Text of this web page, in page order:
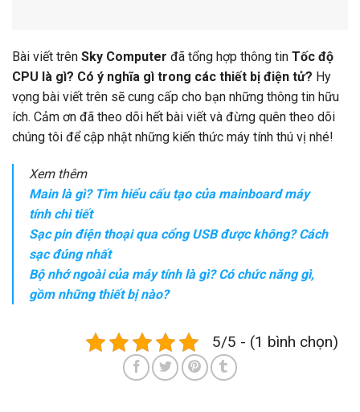
Bài viết trên Sky Computer đã tổng hợp thông tin Tốc độ
CPU là gì? Có ý nghĩa gì trong các thiết bị điện tử? Hy
vọng bài viết trên sẽ cung cấp cho bạn những thông tin hữu
ích. Cảm ơn đã theo dõi hết bài viết và đừng quên theo dõi
chúng tôi để cập nhật những kiến thức máy tính thú vị nhé!
Xem thêm
Main là gì? Tìm hiểu cấu tạo của mainboard máy
tính chi tiết
Sạc pin điện thoại qua cổng USB được không? Cách
sạc đúng nhất
Bộ nhớ ngoài của máy tính là gì? Có chức năng gì,
gồm những thiết bị nào?
5/5 - (1 bình chọn)